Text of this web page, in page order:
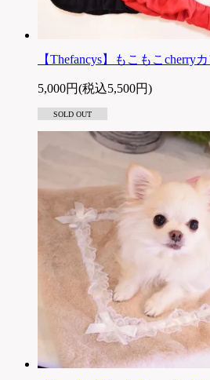
【Thefancys】もこもこcherry
5,000円(税込5,500円)
SOLD OUT